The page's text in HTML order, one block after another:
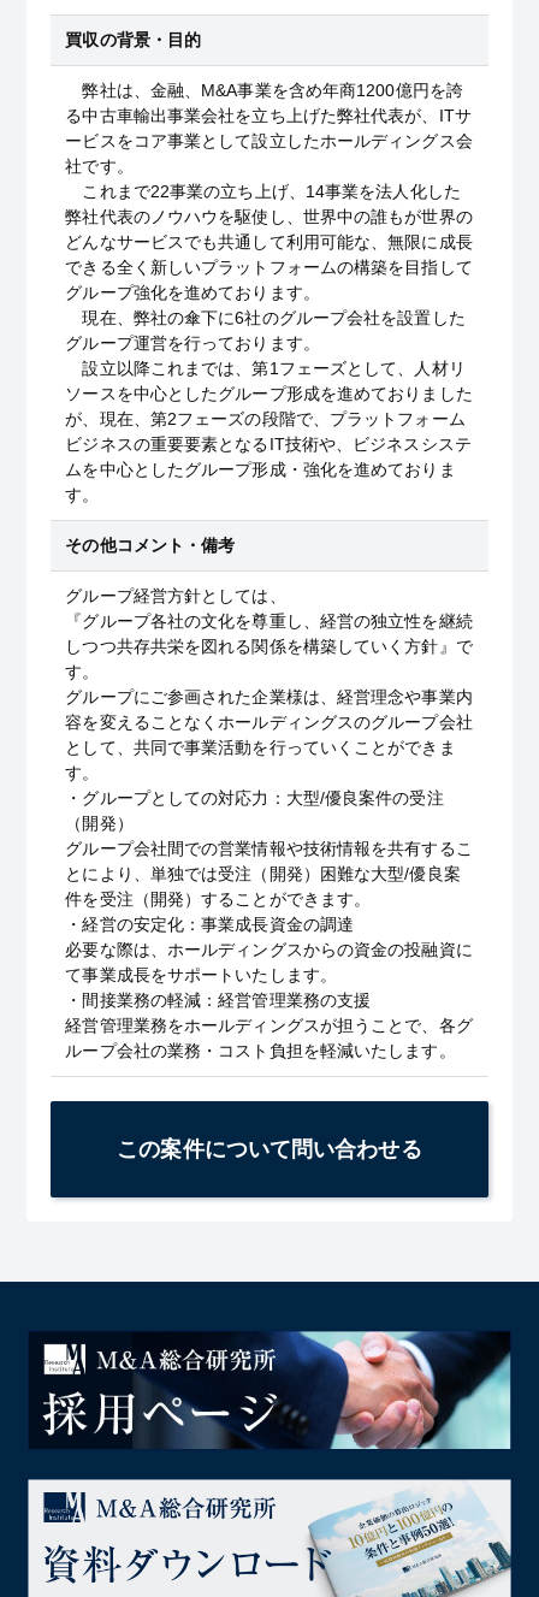
買収の背景・目的
弊社は、金融、M&A事業を含め年商1200億円を誇
る中古車輸出事業会社を立ち上げた弊社代表が、ITサ
ービスをコア事業として設立したホールディングス会
社です。
これまで22事業の立ち上げ、14事業を法人化した
弊社代表のノウハウを駆使し、世界中の誰もが世界の
どんなサービスでも共通して利用可能な、無限に成長
できる全く新しいプラットフォームの構築を目指して
グループ強化を進めております。
現在、弊社の傘下に6社のグループ会社を設置した
グループ運営を行っております。
設立以降これまでは、第1フェーズとして、人材リ
ソースを中心としたグループ形成を進めておりました
が、現在、第2フェーズの段階で、プラットフォーム
ビジネスの重要要素となるIT技術や、ビジネスシステ
ムを中心としたグループ形成・強化を進めておりま
す。
その他コメント・備考
グループ経営方針としては、
『グループ各社の文化を尊重し、経営の独立性を継続
しつつ共存共栄を図れる関係を構築していく方針』で
す。
グループにご参画された企業様は、経営理念や事業内
容を変えることなくホールディングスのグループ会社
として、共同で事業活動を行っていくことができま
す。
・グループとしての対応力：大型/優良案件の受注
（開発）
グループ会社間での営業情報や技術情報を共有するこ
とにより、単独では受注（開発）困難な大型/優良案
件を受注（開発）することができます。
・経営の安定化：事業成長資金の調達
必要な際は、ホールディングスからの資金の投融資に
て事業成長をサポートいたします。
・間接業務の軽減：経営管理業務の支援
経営管理業務をホールディングスが担うことで、各グ
ループ会社の業務・コスト負担を軽減いたします。
この案件について問い合わせる